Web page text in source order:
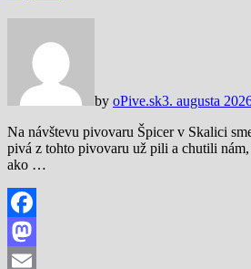
by oPive.sk3. augusta
Na návštevu pivovaru Špicer v Skalici
pivá z tohto pivovaru už pili a chutili
ako …
Facebook
Mastodon